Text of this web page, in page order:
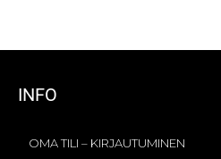
INFO
OMA TILI – KIRJAUTUMINEN